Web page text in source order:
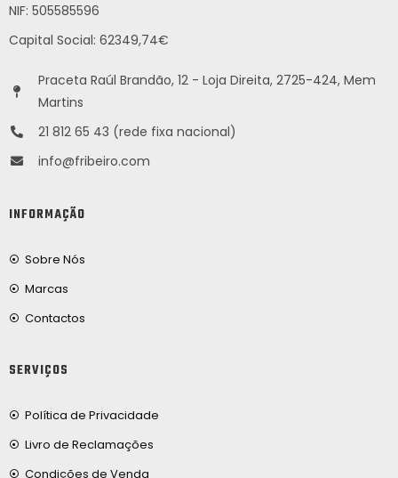
NIF: 505585596
Capital Social: 62349,74€
Praceta Raúl Brandão, 12 - Loja Direita, 2725-424, Mem
Martins
21 812 65 43 (rede fixa nacional)
info@fribeiro.com
INFORMAÇÃO
Sobre Nós
Marcas
Contactos
SERVIÇOS
Política de Privacidade
Livro de Reclamações
Condições de Venda